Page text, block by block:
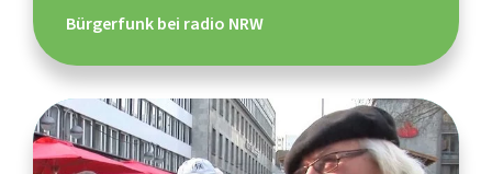
Bürgerfunk bei radio NRW